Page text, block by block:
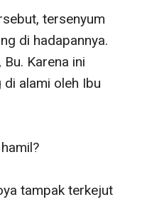
tersenyum
di hadapannya.
Karena ini
di alami oleh Ibu
tampak terkejut